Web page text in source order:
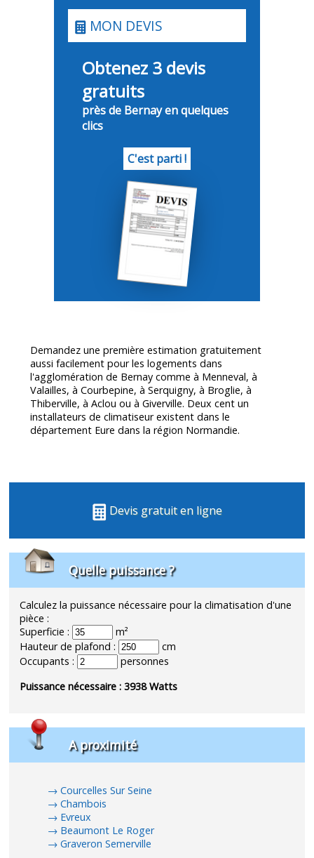
MON DEVIS
Obtenez 3 devis
gratuits
près de Bernay en quelques
clics
C'est parti !
Demandez une première estimation gratuitement
aussi facilement pour les logements dans
l'agglomération de Bernay comme à Menneval, à
Valailles, à Courbepine, à Serquigny, à Broglie, à
Thiberville, à Aclou ou à Giverville. Deux cent un
installateurs de climatiseur existent dans le
département Eure dans la région Normandie.
Devis gratuit en ligne
Quelle puissance ?
Calculez la puissance nécessaire pour la climatisation d'une
pièce :
Superficie :
m²
Hauteur de plafond :
cm
Occupants :
personnes
Puissance nécessaire :3938Watts
A proximité
Courcelles Sur Seine
Chambois
Evreux
Beaumont Le Roger
Graveron Semerville